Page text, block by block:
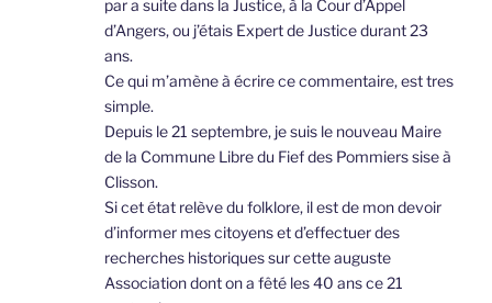
par a suite dans la Justice, à la Cour d’Appel
d’Angers, ou j’étais Expert de Justice durant 23
ans.
Ce qui m’amène à écrire ce commentaire, est tres
simple.
Depuis le 21 septembre, je suis le nouveau Maire
de la Commune Libre du Fief des Pommiers sise à
Clisson.
Si cet état relève du folklore, il est de mon devoir
d’informer mes citoyens et d’effectuer des
recherches historiques sur cette auguste
Association dont on a fêté les 40 ans ce 21